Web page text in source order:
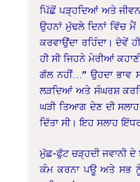
ਪਿੱਛੋਂ ਪੜ੍ਹਦਿਆਂ ਅਤੇ
ਉਹਨਾਂ ਮੁੱਢਲੇ ਦਿਨਾਂ ਵਿੱਚ
ਕਰਵਾਉਂਦਾ ਰਹਿੰਦਾ। ਦੋਵੇਂ
ਹੀ ਸੀ ਜਿਹਨੇ ਮੇਰੀਆਂ
ਗੱਲ ਨਹੀਂ…” ਉਹਦਾ ਭਾਵ
ਲੜਦਿਆਂ ਅਤੇ ਸੰਘਰਸ਼
ਘੜੀ ਤਿਆਗ ਦੇਣ ਦੀ
ਦਿੱਤਾ ਸੀ। ਇਹ ਸਲਾਹ
ਮੁੱਛ-ਫੁੱਟ ਚੜ੍ਹਦੀ ਜਵਾਨੀ
ਕੰਮ ਕਰਨਾ ਪਊ ਅਤੇ ਸਭ ਨੂੰ